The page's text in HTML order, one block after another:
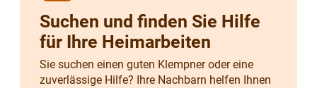
Suchen und finden Sie Hilfe
für Ihre Heimarbeiten
Sie suchen einen guten Klempner oder eine
zuverlässige Hilfe? Ihre Nachbarn helfen Ihnen